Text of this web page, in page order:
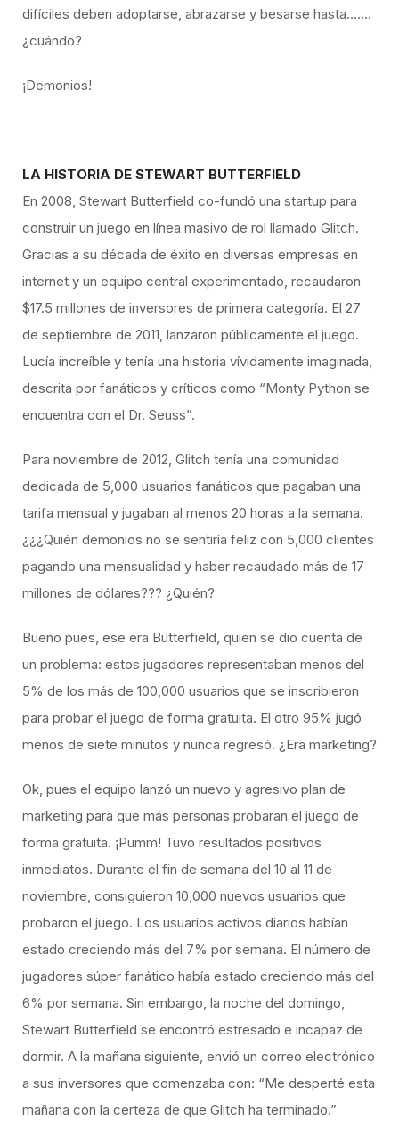
difíciles deben adoptarse, abrazarse y besarse hasta…….
¿cuándo?
¡Demonios!
LA HISTORIA DE STEWART BUTTERFIELD
En 2008, Stewart Butterfield co-fundó una startup para
construir un juego en línea masivo de rol llamado Glitch.
Gracias a su década de éxito en diversas empresas en
internet y un equipo central experimentado, recaudaron
$17.5 millones de inversores de primera categoría. El 27
de septiembre de 2011, lanzaron públicamente el juego.
Lucía increíble y tenía una historia vívidamente imaginada,
descrita por fanáticos y críticos como “Monty Python se
encuentra con el Dr. Seuss”.
Para noviembre de 2012, Glitch tenía una comunidad
dedicada de 5,000 usuarios fanáticos que pagaban una
tarifa mensual y jugaban al menos 20 horas a la semana.
¿¿¿Quién demonios no se sentiría feliz con 5,000 clientes
pagando una mensualidad y haber recaudado más de 17
millones de dólares??? ¿Quién?
Bueno pues, ese era Butterfield, quien se dio cuenta de
un problema: estos jugadores representaban menos del
5% de los más de 100,000 usuarios que se inscribieron
para probar el juego de forma gratuita. El otro 95% jugó
menos de siete minutos y nunca regresó. ¿Era marketing?
Ok, pues el equipo lanzó un nuevo y agresivo plan de
marketing para que más personas probaran el juego de
forma gratuita. ¡Pumm! Tuvo resultados positivos
inmediatos. Durante el fin de semana del 10 al 11 de
noviembre, consiguieron 10,000 nuevos usuarios que
probaron el juego. Los usuarios activos diarios habían
estado creciendo más del 7% por semana. El número de
jugadores súper fanático había estado creciendo más del
6% por semana. Sin embargo, la noche del domingo,
Stewart Butterfield se encontró estresado e incapaz de
dormir. A la mañana siguiente, envió un correo electrónico
a sus inversores que comenzaba con: “Me desperté esta
mañana con la certeza de que Glitch ha terminado.”